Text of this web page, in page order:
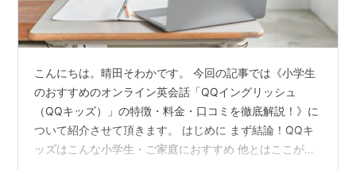
こんにちは。晴田そわかです。 今回の記事では《小学生
のおすすめのオンライン英会話「QQイングリッシュ
（QQキッズ）」の特徴・料金・口コミを徹底解説！》に
ついて紹介させて頂きます。 はじめに まず結論！QQキ
ッズはこんな小学生・ご家庭におすすめ 他とはここが違